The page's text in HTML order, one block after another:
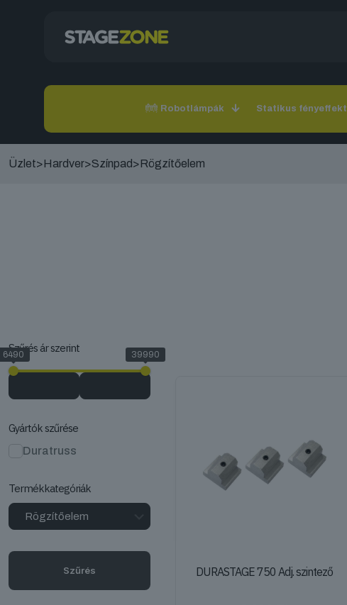
Robotlámpák Statikus fényeffekt
Üzlet>Hardver>Színpad>Rögzítőelem
Szűrés ár szerint
6490 39990
Gyártók szűrése
Duratruss
Termékkategóriák
Szűrés DURASTAGE 750 Adj. szintező